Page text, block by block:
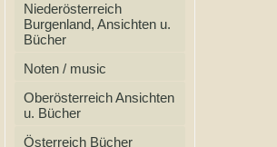
Niederösterreich
Burgenland, Ansichten u.
Bücher
Noten / music
Oberösterreich Ansichten
u. Bücher
Österreich Bücher